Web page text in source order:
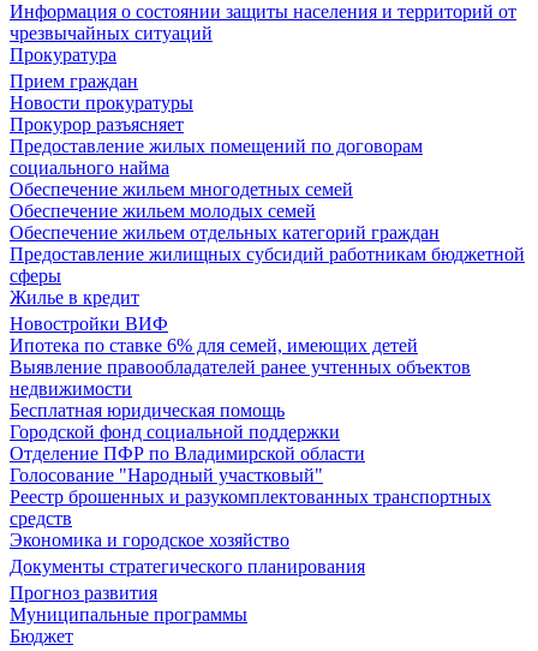
Информация о состоянии защиты населения и территорий от
чрезвычайных ситуаций
Прокуратура
Прием граждан
Новости прокуратуры
Прокурор разъясняет
Предоставление жилых помещений по договорам
социального найма
Обеспечение жильем многодетных семей
Обеспечение жильем молодых семей
Обеспечение жильем отдельных категорий граждан
Предоставление жилищных субсидий работникам бюджетной
сферы
Жилье в кредит
Новостройки ВИФ
Ипотека по ставке 6% для семей, имеющих детей
Выявление правообладателей ранее учтенных объектов
недвижимости
Бесплатная юридическая помощь
Городской фонд социальной поддержки
Отделение ПФР по Владимирской области
Голосование "Народный участковый"
Реестр брошенных и разукомплектованных транспортных
средств
Экономика и городское хозяйство
Документы стратегического планирования
Прогноз развития
Муниципальные программы
Бюджет